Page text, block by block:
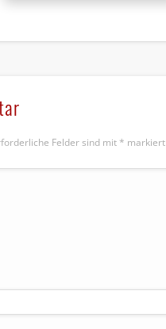
Felder sind mit * markiert